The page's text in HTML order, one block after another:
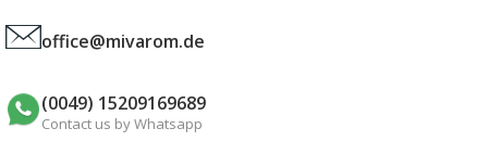
office@mivarom.de
(0049) 15209169689
Contact us by Whatsapp